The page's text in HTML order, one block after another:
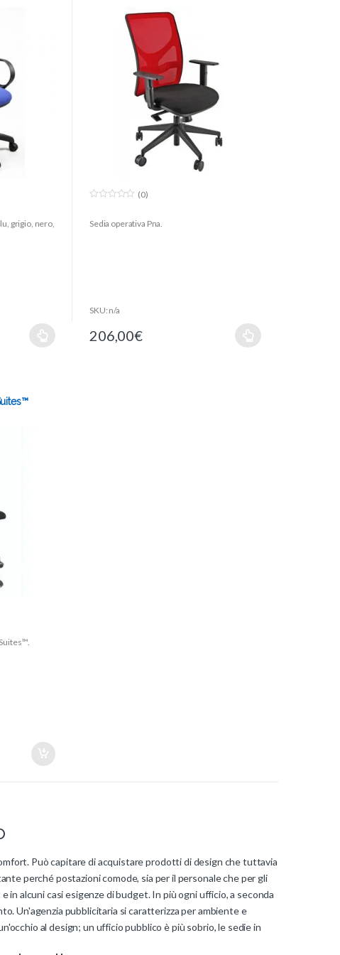
grigio, nero,
u
(0)
Sedia operativa Pna.
SKU: n/a
206,00€
Può capitare di acquistare prodotti di design che tuttavia
perché postazioni comode, sia per il personale che per gli
alcuni casi esigenze di budget. In più ogni ufficio, a seconda
Un'agenzia pubblicitaria si caratterizza per ambiente e
al design; un ufficio pubblico è più sobrio, le sedie in